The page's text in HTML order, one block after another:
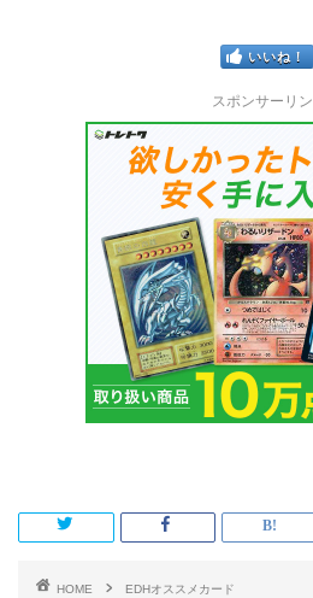
いいね！
スポンサーリ
HOME
EDHオススメカード